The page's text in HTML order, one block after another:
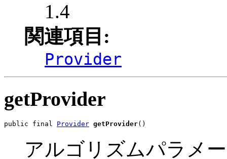
1.4
関連項目:
Provider
getProvider
public final Provider getProvider()
アルゴリズムパラメ